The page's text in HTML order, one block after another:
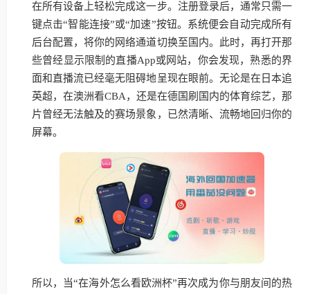
在所有设备上轻松完成这一步。注册登录后，通常只需一
键点击“智能连接”或“加速”按钮。系统便会自动完成所有
后台配置，将你的网络通道切换至国内。此时，再打开那
些曾经显示限制的直播App或网站，你会发现，熟悉的界
面和直播流已经毫无阻碍地呈现在眼前。无论是在日本追
英超，在澳洲看CBA，还是在德国刷国内的体育综艺，那
片曾经无法触及的赛场景象，已然清晰、流畅地回归你的
屏幕。
所以，当“在海外怎么看欧洲杯”再次成为你与朋友间的热